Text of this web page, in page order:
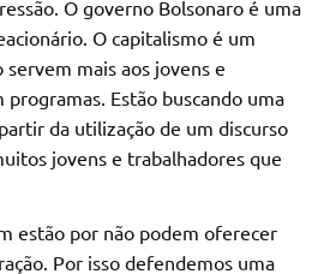
O governo Bolsonaro é uma
O capitalismo é um
mais aos jovens e
Estão buscando uma
da utilização de um discurso
jovens e trabalhadores que
estão por não podem oferecer
Por isso defendemos uma